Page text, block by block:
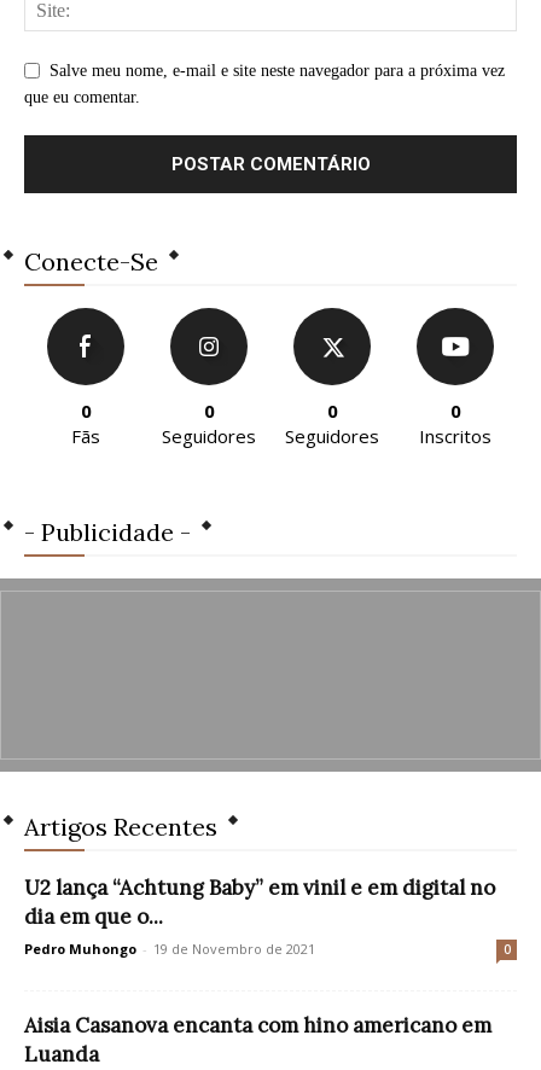
Salve meu nome, e-mail e site neste navegador para a próxima vez
que eu comentar.
Conecte-Se
0
Fãs
0
Seguidores
0
Seguidores
0
Inscritos
- Publicidade -
Artigos Recentes
U2 lança “Achtung Baby” em vinil e em digital no
dia em que o...
Pedro Muhongo - 19 de Novembro de 2021 0
Aisia Casanova encanta com hino americano em
Luanda